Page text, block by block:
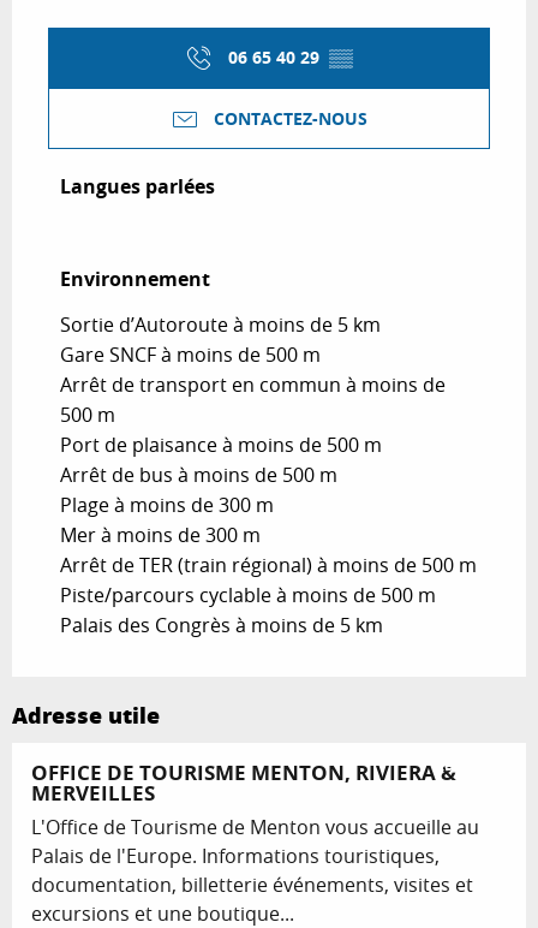
06 65 40 29 ▒▒
CONTACTEZ-NOUS
Langues parlées
Langues parlées
Environnement
Environnement
Sortie d’Autoroute à moins de 5 km
Gare SNCF à moins de 500 m
Arrêt de transport en commun à moins de
500 m
Port de plaisance à moins de 500 m
Arrêt de bus à moins de 500 m
Plage à moins de 300 m
Mer à moins de 300 m
Arrêt de TER (train régional) à moins de 500 m
Piste/parcours cyclable à moins de 500 m
Palais des Congrès à moins de 5 km
Adresse utile
OFFICE DE TOURISME MENTON, RIVIERA &
MERVEILLES
L'Office de Tourisme de Menton vous accueille au
Palais de l'Europe. Informations touristiques,
documentation, billetterie événements, visites et
excursions et une boutique...
Réservable